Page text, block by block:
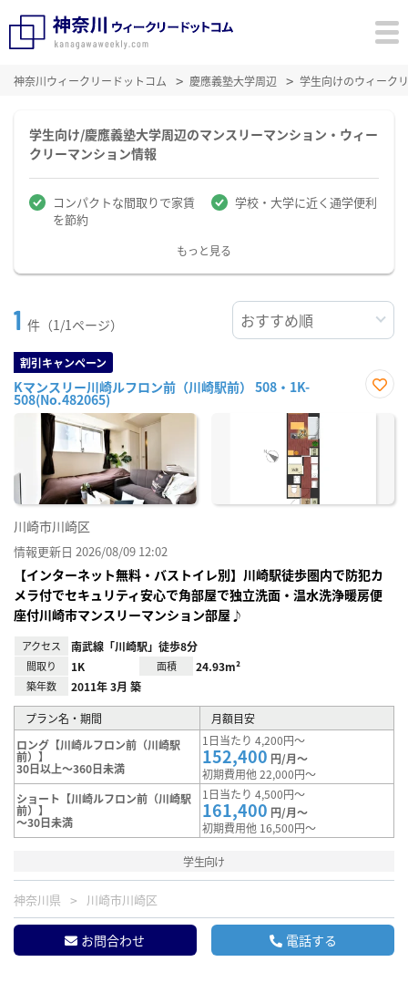
神奈川ウィークリードットコム 慶應義塾大学周辺 学生向けのウィーク
学生向け/慶應義塾大学周辺のマンスリーマンション・ウィー
クリーマンション情報
コンパクトな間取りで家賃
を節約
学校・大学に近く通学便利
もっと見る
1 件（1/1ページ）
割引キャンペーン
Kマンスリー川崎ルフロン前（川崎駅前） 508・1K-
508(No.482065)
に入
川崎市川崎区
情報更新日 2026/08/09 12:02
【インターネット無料・バストイレ別】川崎駅徒歩圏内で防犯カ
メラ付でセキュリティ安心で角部屋で独立洗面・温水洗浄暖房便
座付川崎市マンスリーマンション部屋♪
アクセス 南武線「川崎駅」徒歩8分
間取り 1K 面積 24.93m²
築年数 2011年 3月 築
プラン名・期間
月額目安
ロング【川崎ルフロン前（川崎駅
前）】
30日以上～360日未満
1日当たり 4,200円～
152,400 円/月～
初期費用他 22,000円～
ショート【川崎ルフロン前（川崎駅
前）】
～30日未満
1日当たり 4,500円～
161,400 円/月～
初期費用他 16,500円～
学生向け
神奈川県 川崎市川崎区
お問合わせ 電話する